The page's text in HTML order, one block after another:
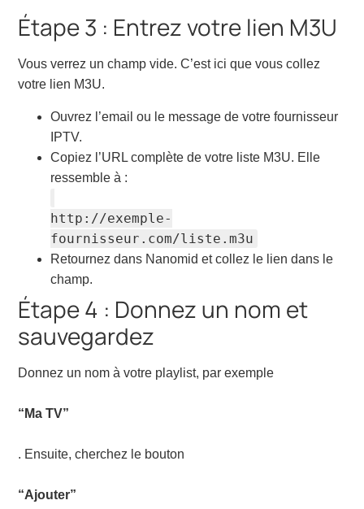
Étape 3 : Entrez votre lien M3U
Vous verrez un champ vide. C’est ici que vous collez
votre lien M3U.
Ouvrez l’email ou le message de votre fournisseur
IPTV.
Copiez l’URL complète de votre liste M3U. Elle
ressemble à :
http://exemple-
fournisseur.com/liste.m3u
Retournez dans Nanomid et collez le lien dans le
champ.
Étape 4 : Donnez un nom et
sauvegardez
Donnez un nom à votre playlist, par exemple
“Ma TV”
. Ensuite, cherchez le bouton
“Ajouter”